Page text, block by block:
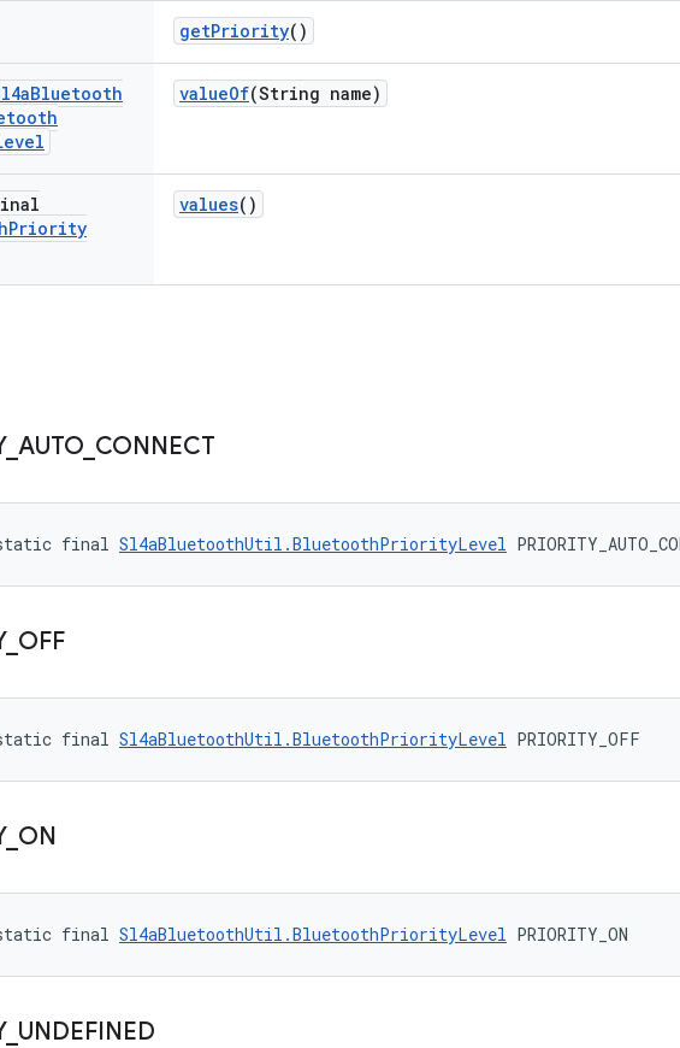
getPriority()
Bluetooth
valueOf(String name)
Priority
values()
_ AUTO CONNECT
final Sl4aBluetoothUtil.BluetoothPriorityLevel
_ OFF
final Sl4aBluetoothUtil.BluetoothPriorityLevel PRIORITY_OFF
_ ON
final Sl4aBluetoothUtil.BluetoothPriorityLevel PRIORITY_ON
_ UNDEFINED